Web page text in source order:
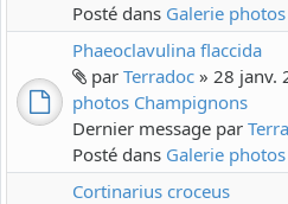
Posté dans Galerie
Phaeoclavulina flaccida
par Terradoc » 28 janv.
photos Champignons
Dernier message par
Posté dans Galerie
Cortinarius croceus